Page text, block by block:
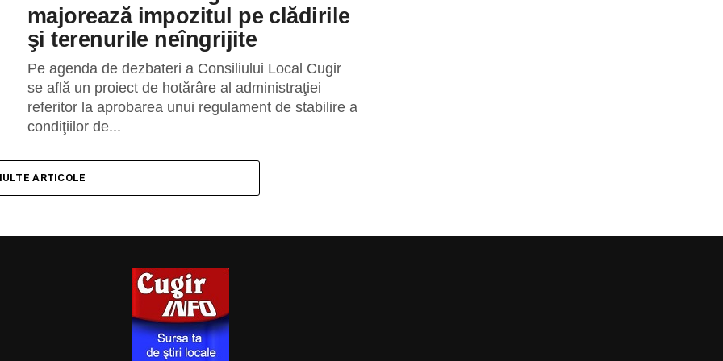
majorează impozitul pe clădirile
şi terenurile neîngrijite
Pe agenda de dezbateri a Consiliului Local Cugir
se află un proiect de hotărâre al administraţiei
referitor la aprobarea unui regulament de stabilire a
condiţiilor de...
ARTICOLE